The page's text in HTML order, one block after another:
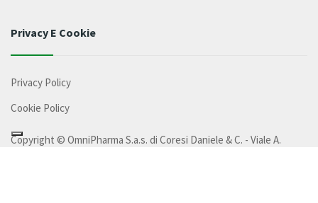
Privacy E Cookie
Privacy Policy
Cookie Policy
Copyright © OmniPharma S.a.s. di Coresi Daniele & C. - Viale A.